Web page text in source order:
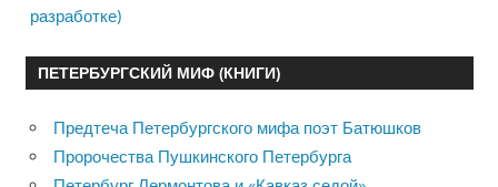
разработке)
ПЕТЕРБУРГСКИЙ МИФ (КНИГИ)
Предтеча Петербургского мифа поэт Батюшков
Пророчества Пушкинского Петербурга